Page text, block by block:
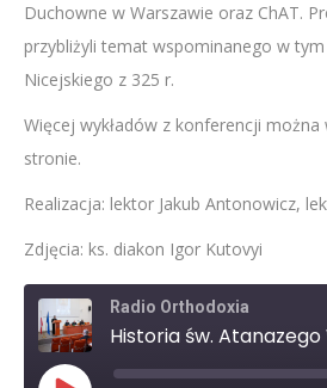
Duchowne w Warszawie oraz ChAT.
przybliżyli temat wspominanego w
Nicejskiego z 325 r.
Więcej wykładów z konferencji można
stronie.
Realizacja: lektor Jakub Antonowicz,
Zdjęcia: ks. diakon Igor Kutovyi
Radio Orthodoxia